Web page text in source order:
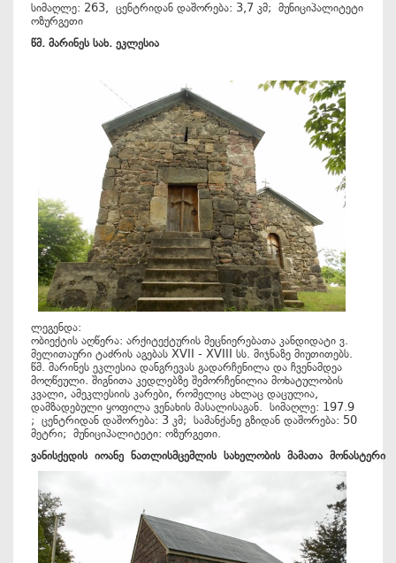
სიმაღლე: 263, ცენტრიდან დაშორება: 3,7 კმ; მუნიციპალიტეტი
ოზურგეთი
წმ. მარინეს სახ. ეკლესია
ლეგენდა:
ობიექტის აღწერა: არქიტექტურის მეცნიერებათა კანდიდატი ვ.
მელითაური ტაძრის აგებას XVII - XVIII სს. მიჯნაზე მიუთითებს.
წმ. მარინეს ეკლესია დანგრევას გადარჩენილა და ჩვენამდეა
მოღწეული. შიგნითა კედლებზე შემორჩენილია მოხატულობის
კვალი, ამეკლესიის კარები, რომელიც ახლაც დაცულია,
დამზადებული ყოფილა ვენახის მასალისაგან. სიმაღლე: 197.9
; ცენტრიდან დაშორება: 3 კმ; სამანქანე გზიდან დაშორება: 50
მეტრი; მუნიციპალიტეტი: ოზურგეთი.
ვანისქედის იოანე ნათლისმცემლის სახელობის მამათა მონასტერი